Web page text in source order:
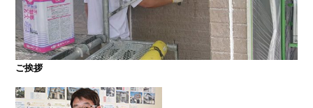
えの方は塗装専門店の株式会社住友リフォーム外壁
ご挨拶